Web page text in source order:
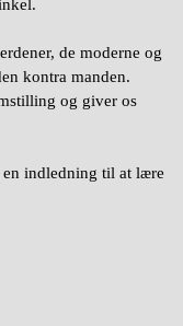
de moderne og
kontra manden.
og giver os
indledning til at lære